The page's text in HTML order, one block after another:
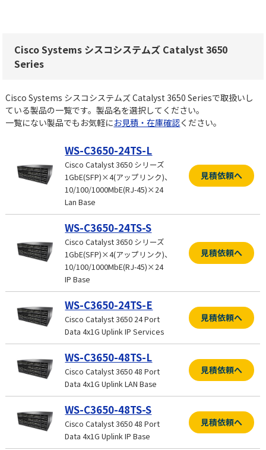
Cisco Systems シスコシステムズ Catalyst 3650
Series
Cisco Systems シスコシステムズ Catalyst 3650 Seriesで取扱いし
ている製品の一覧です。製品名を選択してください。
一覧にない製品でもお気軽にお見積・在庫確認ください。
WS-C3650-24TS-L
Cisco Catalyst 3650 シリーズ
1GbE(SFP)×4(アップリンク)、
10/100/1000MbE(RJ-45)×24
Lan Base
見積依頼へ
WS-C3650-24TS-S
Cisco Catalyst 3650 シリーズ
1GbE(SFP)×4(アップリンク)、
10/100/1000MbE(RJ-45)×24
IP Base
見積依頼へ
WS-C3650-24TS-E
Cisco Catalyst 3650 24 Port
Data 4x1G Uplink IP Services
見積依頼へ
WS-C3650-48TS-L
Cisco Catalyst 3650 48 Port
Data 4x1G Uplink LAN Base
見積依頼へ
WS-C3650-48TS-S
Cisco Catalyst 3650 48 Port
Data 4x1G Uplink IP Base
見積依頼へ